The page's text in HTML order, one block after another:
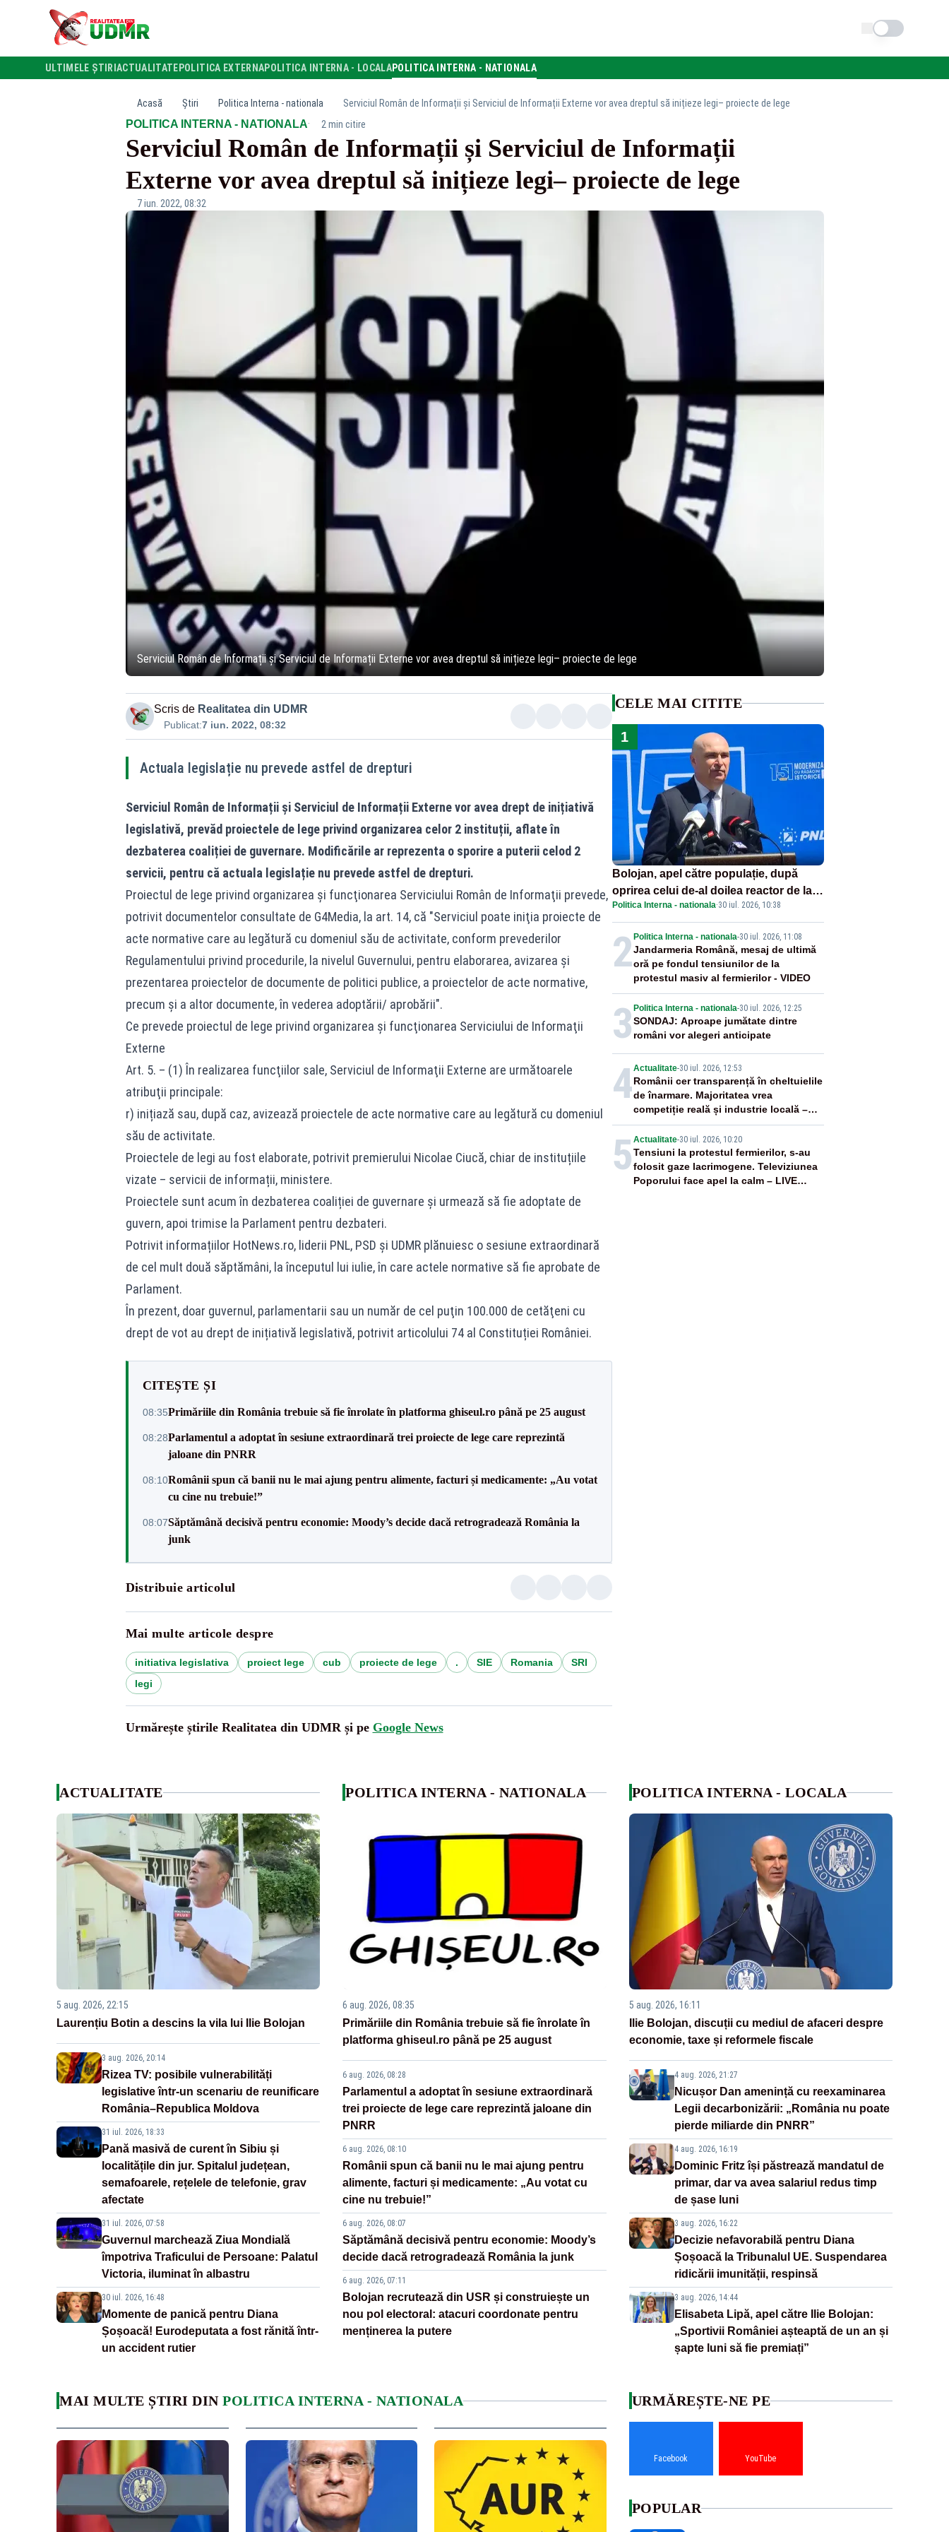
Schimba tema
ULTIMELE ȘTIRI ACTUALITATE POLITICA EXTERNAPOLITICA INTERNA - LOCALAPOLITICA INTERNA - NATIONALA
Acasă Știri Politica Interna - nationala Serviciul Român de Informații și Serviciul de Informații Externe vor avea dreptul să inițieze legi– proiecte de lege
POLITICA INTERNA - NATIONALA· 2 min citire
Serviciul Român de Informații și Serviciul de Informații
Externe vor avea dreptul să inițieze legi– proiecte de lege
7 iun. 2022, 08:32
Serviciul Român de Informații și Serviciul de Informații Externe vor avea dreptul să inițieze legi– proiecte de lege
Scris de Realitatea din UDMR
Publicat:7 iun. 2022, 08:32
Actuala legislație nu prevede astfel de drepturi
Serviciul Român de Informații și Serviciul de Informații Externe vor avea drept de inițiativă
legislativă, prevăd proiectele de lege privind organizarea celor 2 instituții, aflate în
dezbaterea coaliției de guvernare. Modificările ar reprezenta o sporire a puterii celod 2
servicii, pentru că actuala legislație nu prevede astfel de drepturi.
Proiectul de lege privind organizarea şi funcţionarea Serviciului Român de Informaţii prevede,
potrivit documentelor consultate de G4Media, la art. 14, că "Serviciul poate iniţia proiecte de
acte normative care au legătură cu domeniul său de activitate, conform prevederilor
Regulamentului privind procedurile, la nivelul Guvernului, pentru elaborarea, avizarea şi
prezentarea proiectelor de documente de politici publice, a proiectelor de acte normative,
precum şi a altor documente, în vederea adoptării/ aprobării".
Ce prevede proiectul de lege privind organizarea şi funcţionarea Serviciului de Informaţii
Externe
Art. 5. – (1) În realizarea funcţiilor sale, Serviciul de Informaţii Externe are următoarele
atribuţii principale:
r) inițiază sau, după caz, avizează proiectele de acte normative care au legătură cu domeniul
său de activitate.
Proiectele de legi au fost elaborate, potrivit premierului Nicolae Ciucă, chiar de instituțiile
vizate – servicii de informații, ministere.
Proiectele sunt acum în dezbaterea coaliției de guvernare și urmează să fie adoptate de
guvern, apoi trimise la Parlament pentru dezbateri.
Potrivit informațiilor HotNews.ro, liderii PNL, PSD și UDMR plănuiesc o sesiune extraordinară
de cel mult două săptămâni, la începutul lui iulie, în care actele normative să fie aprobate de
Parlament.
În prezent, doar guvernul, parlamentarii sau un număr de cel puţin 100.000 de cetăţeni cu
drept de vot au drept de inițiativă legislativă, potrivit articolului 74 al Constituției României.
CITEȘTE ȘI
08:35Primăriile din România trebuie să fie înrolate în platforma ghiseul.ro până pe 25 august
08:28Parlamentul a adoptat în sesiune extraordinară trei proiecte de lege care reprezintă
jaloane din PNRR
08:10Românii spun că banii nu le mai ajung pentru alimente, facturi și medicamente: „Au votat
cu cine nu trebuie!”
08:07Săptămână decisivă pentru economie: Moody’s decide dacă retrogradează România la
junk
Distribuie articolul
Mai multe articole despre
initiativa legislativa proiect lege cub proiecte de lege . SIE Romania
SRI
legi
Urmărește știrile Realitatea din UDMR și pe Google News
CELE MAI CITITE
1
Bolojan, apel către populație, după
oprirea celui de-al doilea reactor de la
Cernavodă: „Să își reducă consumul în
orele de seară”
Politica Interna - nationala·30 iul. 2026, 10:38
2 Politica Interna - nationala-30 iul. 2026, 11:08
Jandarmeria Română, mesaj de ultimă
oră pe fondul tensiunilor de la
protestul masiv al fermierilor - VIDEO
3 Politica Interna - nationala-30 iul. 2026, 12:25
SONDAJ: Aproape jumătate dintre
români vor alegeri anticipate
4Actualitate-30 iul. 2026, 12:53
Românii cer transparență în cheltuielile
de înarmare. Majoritatea vrea
competiție reală și industrie locală –
SONDAJ
5 Actualitate-30 iul. 2026, 10:20
Tensiuni la protestul fermierilor, s-au
folosit gaze lacrimogene. Televiziunea
Poporului face apel la calm – LIVE
ACTUALITATE
5 aug. 2026, 22:15
Laurențiu Botin a descins la vila lui Ilie Bolojan
3 aug. 2026, 20:14
Rizea TV: posibile vulnerabilități
legislative într-un scenariu de reunificare
România–Republica Moldova
31 iul. 2026, 18:33
Pană masivă de curent în Sibiu și
localitățile din jur. Spitalul județean,
semafoarele, rețelele de telefonie, grav
afectate
31 iul. 2026, 07:58
Guvernul marchează Ziua Mondială
împotriva Traficului de Persoane: Palatul
Victoria, iluminat în albastru
30 iul. 2026, 16:48
Momente de panică pentru Diana
Șoșoacă! Eurodeputata a fost rănită într-
un accident rutier
POLITICA INTERNA - NATIONALA
6 aug. 2026, 08:35
Primăriile din România trebuie să fie înrolate în
platforma ghiseul.ro până pe 25 august
6 aug. 2026, 08:28
Parlamentul a adoptat în sesiune extraordinară
trei proiecte de lege care reprezintă jaloane din
PNRR
6 aug. 2026, 08:10
Românii spun că banii nu le mai ajung pentru
alimente, facturi și medicamente: „Au votat cu
cine nu trebuie!”
6 aug. 2026, 08:07
Săptămână decisivă pentru economie: Moody’s
decide dacă retrogradează România la junk
6 aug. 2026, 07:11
Bolojan recrutează din USR și construiește un
nou pol electoral: atacuri coordonate pentru
menținerea la putere
POLITICA INTERNA - LOCALA
5 aug. 2026, 16:11
Ilie Bolojan, discuții cu mediul de afaceri despre
economie, taxe și reformele fiscale
4 aug. 2026, 21:27
Nicușor Dan amenință cu reexaminarea
Legii decarbonizării: „România nu poate
pierde miliarde din PNRR”
4 aug. 2026, 16:19
Dominic Fritz își păstrează mandatul de
primar, dar va avea salariul redus timp
de șase luni
3 aug. 2026, 16:22
Decizie nefavorabilă pentru Diana
Șoșoacă la Tribunalul UE. Suspendarea
ridicării imunității, respinsă
3 aug. 2026, 14:44
Elisabeta Lipă, apel către Ilie Bolojan:
„Sportivii României așteaptă de un an și
șapte luni să fie premiați”
MAI MULTE ȘTIRI DIN POLITICA INTERNA - NATIONALA URMĂREȘTE-NE PE
Facebook YouTube
POPULAR